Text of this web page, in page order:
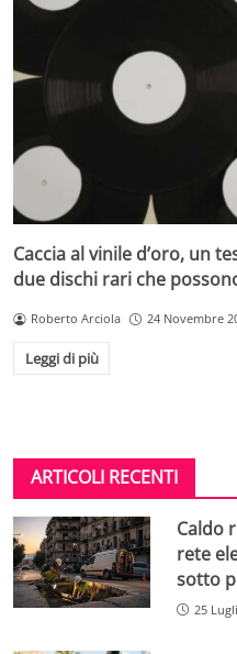
Caccia al vinile d’oro, un
due dischi rari che
Roberto Arciola 24 Novembre
Leggi di più
ARTICOLI RECENTI
Caldo
rete
sotto
25